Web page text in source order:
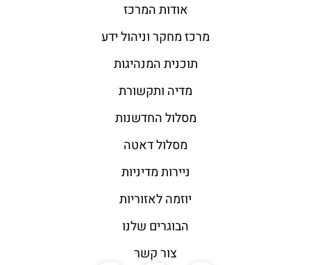
אודות המרכז
מרכז מחקר וניהול ידע
תוכנית המנהיגות
מדיה ותקשורת
מסלול החדשנות
מסלול דאטה
ניירות מדיניות
יוזמה לאזוריות
הבוגרים שלנו
צור קשר